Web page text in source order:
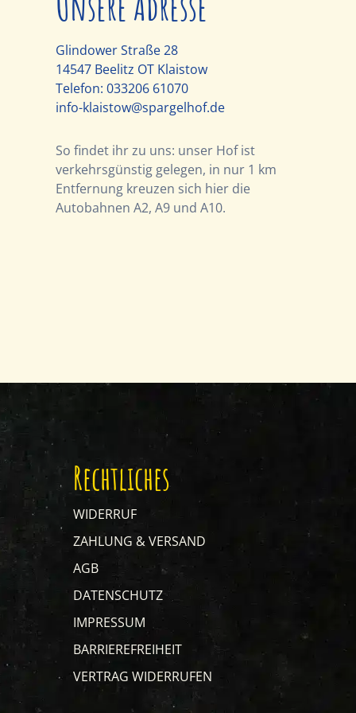
Glindower Straße 28
14547 Beelitz OT Klaistow
Telefon: 033206 61070
info-klaistow@spargelhof.de
So findet ihr zu uns: unser Hof ist
verkehrsgünstig gelegen, in nur 1 km
Entfernung kreuzen sich hier die
Autobahnen A2, A9 und A10.
Rechtliches
WIDERRUF
ZAHLUNG & VERSAND
AGB
DATENSCHUTZ
IMPRESSUM
BARRIEREFREIHEIT
VERTRAG WIDERRUFEN